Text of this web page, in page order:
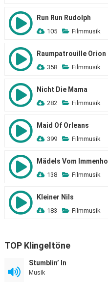
Run Run Rudolph
105 Filmmusik
Raumpatrouille Orion
358 Filmmusik
Nicht Die Mama
282 Filmmusik
Maid Of Orleans
399 Filmmusik
Mädels Vom Immenho
138 Filmmusik
Kleiner Nils
183 Filmmusik
TOP Klingeltöne
Stumblin’ In
Musik